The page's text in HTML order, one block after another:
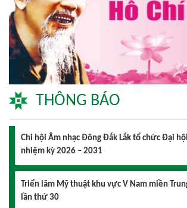
THÔNG BÁO
Đại hội lần thứ I Chi hội Múa: Sức trẻ dẫn lối
Đại hội lần thứ I Chi hội Nhiếp ảnh Đông Đắk
2026 – 2031 thành công tốt đẹp
Chi hội Âm nhạc Đông Đắk Lắk tổ chức Đại
nhiệm kỳ 2026 – 2031
Triển lãm Mỹ thuật khu vực V Nam miền
lần thứ 30
Lễ hội sầu riêng Đắk Lắk 2026 quy mô khủng